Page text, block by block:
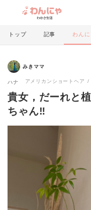
トップ 記事 わん
みきママ
ハナ アメリカンショートヘア
貴女，だーれと
ちゃん‼️